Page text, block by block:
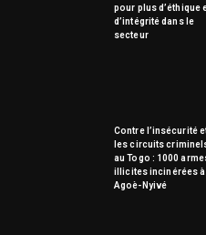
pour plus d’éthique
d’intégrité dans le
secteur
Contre l’insécurité
les circuits
au Togo : 1000
illicites incinérées à
Agoè-Nyivé